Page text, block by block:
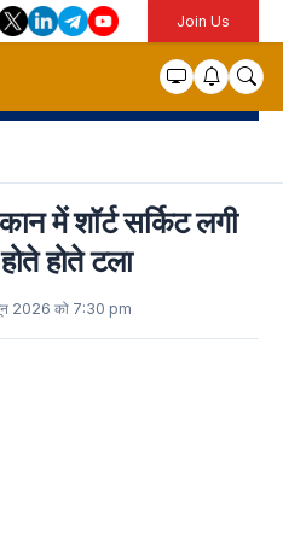
Join Us
में शॉर्ट सर्किट लगी
होते टला
2026 को 7:30 pm